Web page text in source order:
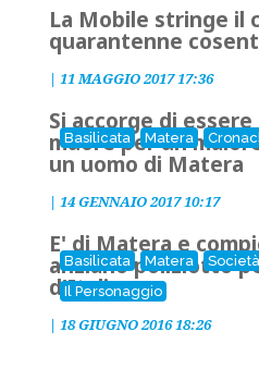
La Mobile stringe il
quarantenne
| 11 MAGGIO 2017 17:36
Basilicata Matera
Si accorge di
muore per un
un uomo di Matera
| 14 GENNAIO 2017 10:17
Basilicata Matera
Il Personaggio
E' di Matera e
anziano poliziotto
d'Italia
| 18 GIUGNO 2016 18:26